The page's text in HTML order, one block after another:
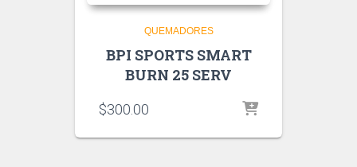
QUEMADORES
BPI SPORTS SMART
BURN 25 SERV
$300.00